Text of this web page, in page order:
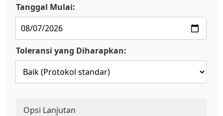
Tanggal Mulai:
Toleransi yang Diharapkan:
Opsi Lanjutan